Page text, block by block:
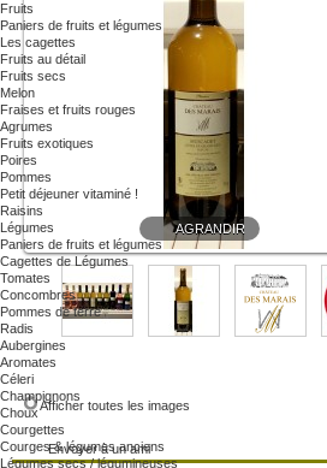
Fruits
Paniers de fruits et légumes
Les cagettes
Fruits au détail
Fruits secs
Melon
Fraises et fruits rouges
Agrumes
Fruits exotiques
Poires
Pommes
Petit déjeuner vitaminé !
Raisins
Légumes
Paniers de fruits et légumes
Cagettes de Légumes
Tomates
Concombres
Pommes de terre
Radis
Aubergines
Aromates
Céleri
Champignons
Choux
Courgettes
Courges & légumes anciens
Légumes secs / légumineuses
AGRANDIR
Afficher toutes les images
Envoyer à un ami